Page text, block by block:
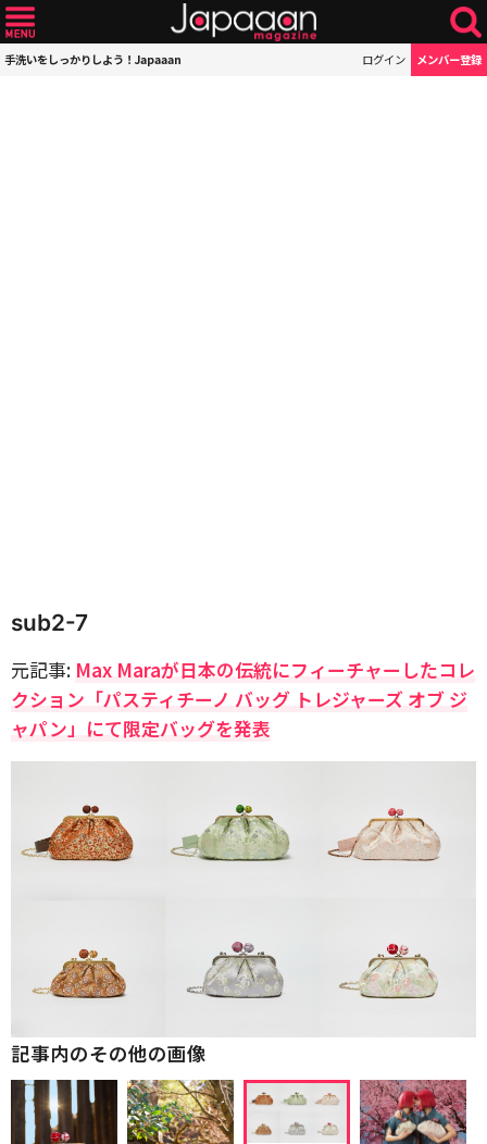
手洗いをしっかりしよう！Japaaan ログイン メンバー登録
sub2-7
元記事: Max Maraが日本の伝統にフィーチャーしたコレ
クション「パスティチーノ バッグ トレジャーズ オブ ジ
ャパン」にて限定バッグを発表
記事内のその他の画像